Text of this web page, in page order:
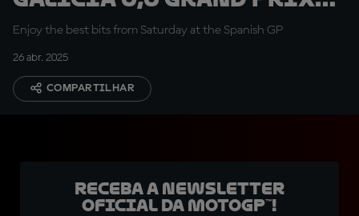
of Spain
Enjoy the best bits from Saturday at the Spanish GP
26 abr. 2025
COMPARTILHAR
Receba a newsletter
oficial da MotoGP™!